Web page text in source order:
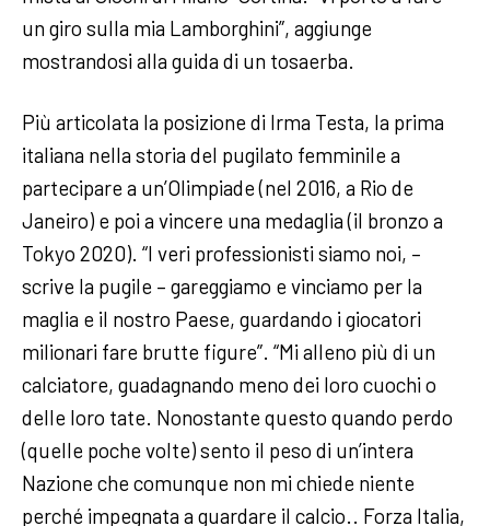
un giro sulla mia Lamborghini”, aggiunge
mostrandosi alla guida di un tosaerba.
Più articolata la posizione di Irma Testa, la prima
italiana nella storia del pugilato femminile a
partecipare a un’Olimpiade (nel 2016, a Rio de
Janeiro) e poi a vincere una medaglia (il bronzo a
Tokyo 2020). “I veri professionisti siamo noi, –
scrive la pugile – gareggiamo e vinciamo per la
maglia e il nostro Paese, guardando i giocatori
milionari fare brutte figure”. “Mi alleno più di un
calciatore, guadagnando meno dei loro cuochi o
delle loro tate. Nonostante questo quando perdo
(quelle poche volte) sento il peso di un’intera
Nazione che comunque non mi chiede niente
perché impegnata a guardare il calcio.. Forza Italia,